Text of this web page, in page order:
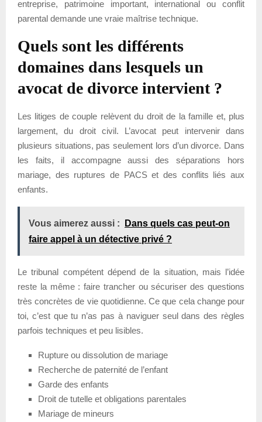
entreprise, patrimoine important, international ou conflit
parental demande une vraie maîtrise technique.
Quels sont les différents
domaines dans lesquels un
avocat de divorce intervient ?
Les litiges de couple relèvent du droit de la famille et, plus
largement, du droit civil. L’avocat peut intervenir dans
plusieurs situations, pas seulement lors d’un divorce. Dans
les faits, il accompagne aussi des séparations hors
mariage, des ruptures de PACS et des conflits liés aux
enfants.
Vous aimerez aussi :
Dans quels cas peut-on
faire appel à un détective privé ?
Le tribunal compétent dépend de la situation, mais l’idée
reste la même : faire trancher ou sécuriser des questions
très concrètes de vie quotidienne. Ce que cela change pour
toi, c’est que tu n’as pas à naviguer seul dans des règles
parfois techniques et peu lisibles.
Rupture ou dissolution de mariage
Recherche de paternité de l’enfant
Garde des enfants
Droit de tutelle et obligations parentales
Mariage de mineurs